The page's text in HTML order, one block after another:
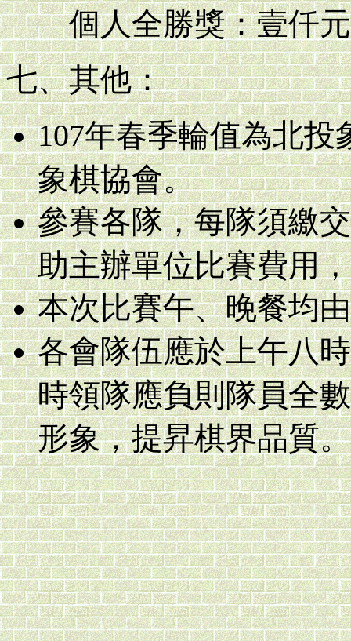
個人全勝獎：壹仟
七、其他：
107年春季輪值為北投
象棋協會。
參賽各隊，每隊須繳
助主辦單位比賽費用
本次比賽午、晚餐均
各會隊伍應於上午八
時領隊應負則隊員全
形象，提昇棋界品質。